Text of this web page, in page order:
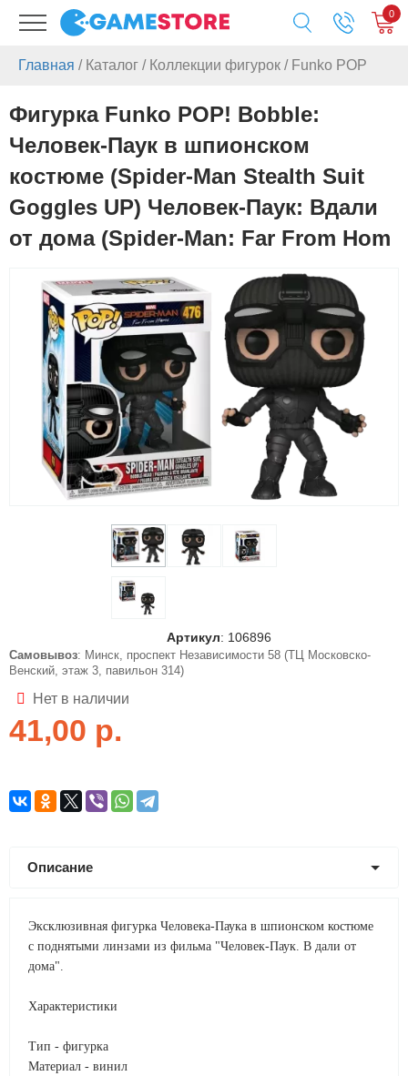
0
Главная / Каталог / Коллекции фигурок / Funko POP
Фигурка Funko POP! Bobble:
Человек-Паук в шпионском
костюме (Spider-Man Stealth Suit
Goggles UP) Человек-Паук: Вдали
от дома (Spider-Man: Far From Hom
Артикул: 106896
Самовывоз: Минск, проспект Независимости 58 (ТЦ Московско-
Венский, этаж 3, павильон 314)
Нет в наличии
41,00 р.
Описание
Эксклюзивная фигурка Человека-Паука в шпионском костюме
с поднятыми линзами из фильма "Человек-Паук. В дали от
дома".
Характеристики
Тип - фигурка
Материал - винил